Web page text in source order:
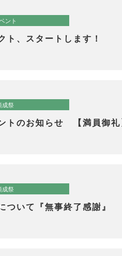
ント
ト、スタートします！
成祭
トのお知らせ 【満員御礼
成祭
ついて『無事終了感謝』